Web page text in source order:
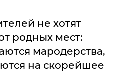
не хотят
родных мест:
мародерства,
на скорейшее